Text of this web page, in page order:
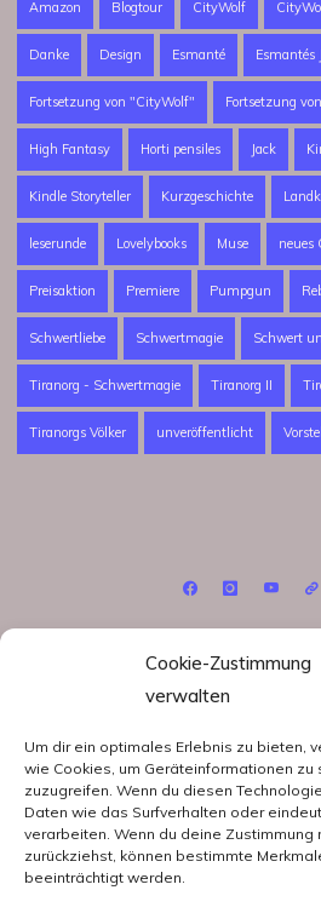
Cookie-Zustimmung
verwalten
Um dir ein optimales Erlebnis zu bieten,
wie Cookies, um Geräteinformationen zu
zuzugreifen. Wenn du diesen
Daten wie das Surfverhalten oder
verarbeiten. Wenn du deine Zustimmung
zurückziehst, können bestimmte
beeinträchtigt werden.
Amazon Blogtour CityWolf
Danke Design Esmanté Esmantés
Fortsetzung von "CityWolf" Fortsetzung
High Fantasy Horti pensiles Jack
Kindle Storyteller Kurzgeschichte
leserunde Lovelybooks Muse neues
Preisaktion Premiere Pumpgun
Schwertliebe Schwertmagie Schwert
Tiranorg - Schwertmagie Tiranorg II
Tiranorgs Völker unveröffentlicht
Cookie-Richtlinie